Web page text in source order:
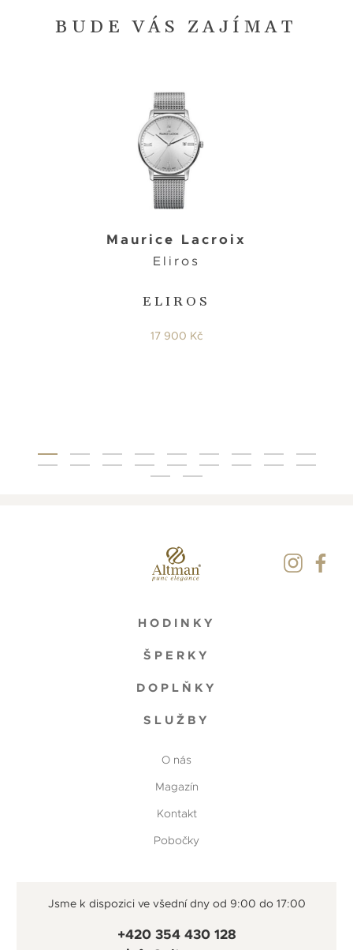
BUDE VÁS ZAJÍMAT
ELIROS
Maurice Lacroix
Eliros
17 900 Kč
HODINKY
ŠPERKY
DOPLŇKY
SLUŽBY
O nás
Magazín
Kontakt
Pobočky
Jsme k dispozici ve všední dny od 9:00 do 17:00
+420 354 430 128